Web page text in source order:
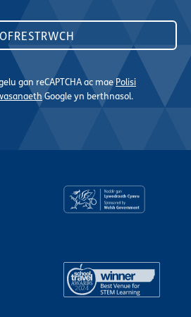
gan reCAPTCHA ac maePolisi
Google yn berthnasol.